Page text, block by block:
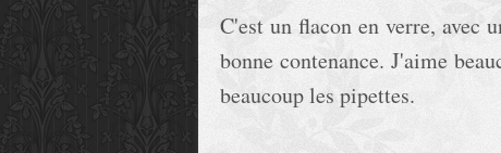
C'est un flacon en verre, avec
bonne contenance. J'aime
beaucoup les pipettes.